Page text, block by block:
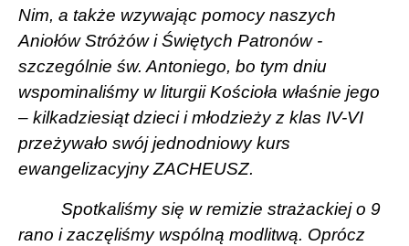
Nim, a także wzywając pomocy naszych
Aniołów Stróżów i Świętych Patronów -
szczególnie św. Antoniego, bo tym dniu
wspominaliśmy w liturgii Kościoła właśnie jego
– kilkadziesiąt dzieci i młodzieży z klas IV-VI
przeżywało swój jednodniowy kurs
ewangelizacyjny ZACHEUSZ.
Spotkaliśmy się w remizie strażackiej o 9
rano i zaczęliśmy wspólną modlitwą. Oprócz